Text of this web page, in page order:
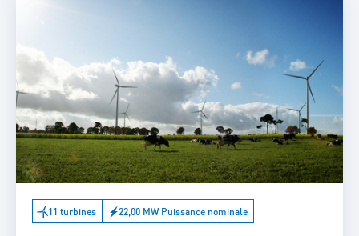
11 turbines 22,00 MW Puissance nominale